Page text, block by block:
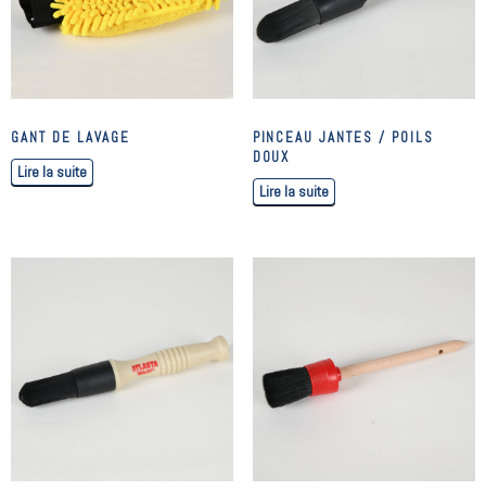
GANT DE LAVAGE
Lire la suite
PINCEAU JANTES / POILS
DOUX
Lire la suite